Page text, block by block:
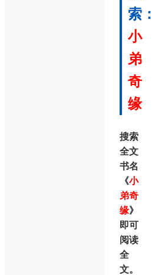
索：
小
弟
奇
缘
搜索
全文
书名
《小
弟奇
缘》
即可
阅读
全
文。